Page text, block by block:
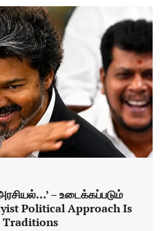
– உடைக்கப்படும்
Political Approach Is
Traditions